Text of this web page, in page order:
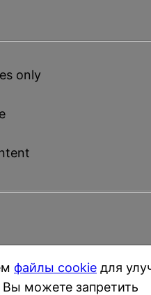
only
файлы cookie для
Вы можете запретить